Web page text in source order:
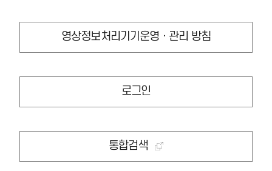
영상정보처리기기운영ㆍ관리 방침
로그인
통합검색